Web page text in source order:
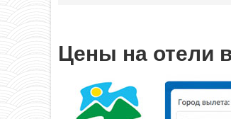
Цены на отели